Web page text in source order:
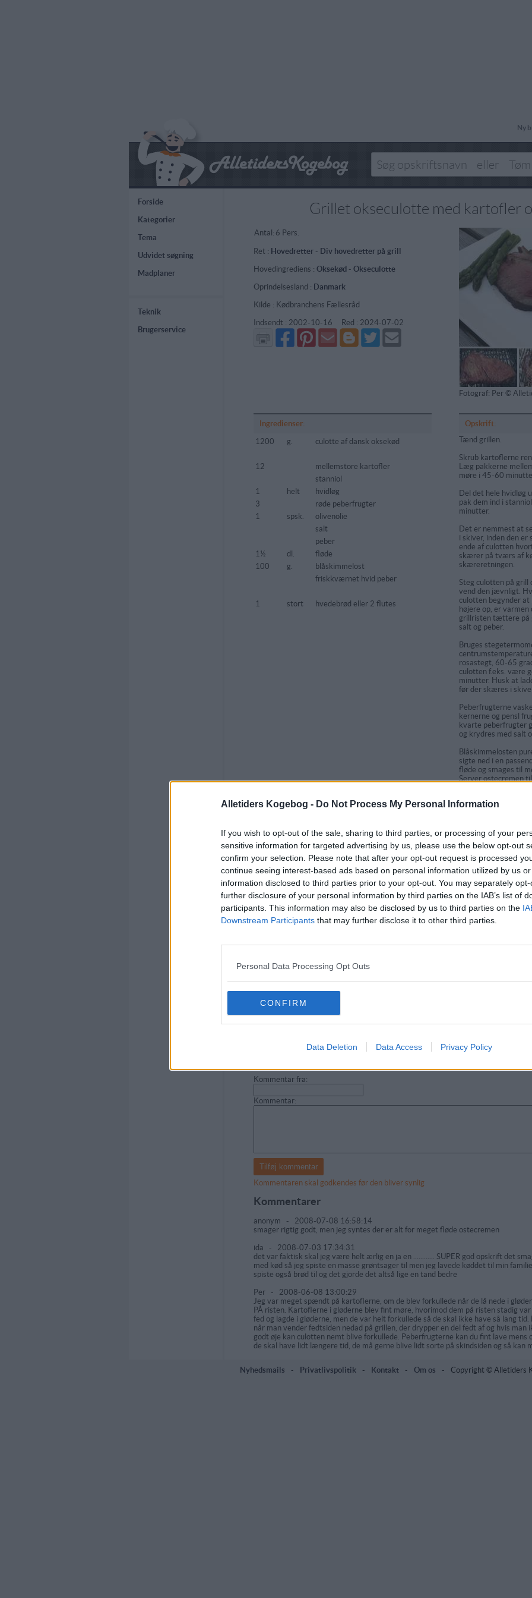
Alletiders Kogebog - Do Not Process My Personal Information
If you wish to opt-out of the sale, sharing to third parties, or processing of your
sensitive information for targeted advertising by us, please use the below opt-out
confirm your selection. Please note that after your opt-out request is processed
continue seeing interest-based ads based on personal information utilized by us
information disclosed to third parties prior to your opt-out. You may separately
further disclosure of your personal information by third parties on the IAB’s list of
participants. This information may also be disclosed by us to third parties on the
Downstream Participants that may further disclose it to other third parties.
Personal Data Processing Opt Outs
CONFIRM
Data Deletion Data Access Privacy Policy
Ny
Forside
Kategorier
Tema
Udvidet søgning
Madplaner
Teknik
Brugerservice
Grillet okseculotte med kartofler
Antal: 6 Pers.
Ret : Hovedretter- Div hovedretter på grill
Hovedingrediens : Oksekød - Okseculotte
Oprindelsesland : Danmark
Kilde : Kødbranchens Fællesråd
Indsendt : 2002-10-16 Red : 2024-07-02
Del
på
Facebook
Del
på
Pinterest
Send
via
GMail
Del
på
Blogger
Del
på
Twitter
Send
mail
Fotograf: Per ©
Ingredienser:
1200
g. culotte af dansk oksekød
12
mellemstore kartofler
stanniol
1
helt
hvidløg
3
røde peberfrugter
1
spsk.
olivenolie
salt
peber
1½
dl.
fløde
100
g.
blåskimmelost
friskkværnet hvid peber
1 stort hvedebrød eller 2 flutes
Opskrift:
Tænd grillen.
Skrub kartoflerne
Læg pakkerne
møre i 45-60
Del det hele hvidløg
pak dem ind i
minutter.
Det er nemmest at
i skiver, inden den er
ende af culotten
skærer på tværs af
skæreretningen.
Steg culotten på grill
vend den jævnligt.
culotten begynder
højere op, er
grillristen tættere på
salt og peber.
Bruges
rosastegt, 60-65
culotten f.eks. være
minutter. Husk at
før der skæres i
Peberfrugterne
kernerne og pensl
kvarte peberfrugter
og krydres med salt
Blåskimmelosten
sigte ned i en
fløde og smages til
Server ostecremen
grillede
karakterer:
Opskriften er vist 133830 gange,
og udskrevet 3493 gange.
Bedømmelse af denne opskrift:
stemmer)
1
2 3 4
5
Kommentar fra:
Kommentar:
Kommentaren skal godkendes før den bliver synlig
Kommentarer
anonym - 2008-07-08 16:58:14
smager rigtig godt, men jeg syntes der er alt for meget fløde ostecremen
ida
- 2008-07-03 17:34:31
det var faktisk skal jeg være helt ærlig en ja en ............ SUPER god opskrift det
med kød så jeg spiste en masse grøntsager til men jeg lavede køddet til min
spiste også brød til og det gjorde det altså lige en tand bedre
Per
- 2008-06-08 13:00:29
Jeg var meget spændt på kartoflerne, om de blev forkullede når de lå nede i
PÅ risten. Kartoflerne i gløderne blev fint møre, hvorimod dem på risten stadig
fed og lagde i gløderne, men de var helt forkullede så de skal ikke have så lang
når man vender fedtsiden nedad på grillen, der drypper en del fedt af og hvis
godt øje kan culotten nemt blive forkullede. Peberfrugterne kan du fint lave
de skal have lidt længere tid, de må gerne blive lidt sorte på skindsiden og så kan
Nyhedsmails - Privatlivspolitik - Kontakt - Om os - Copyright © Alletiders